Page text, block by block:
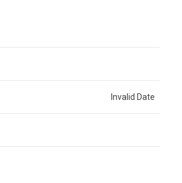
Invalid Date